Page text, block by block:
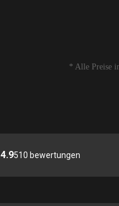
* Alle Preise
4.9510 bewertungen